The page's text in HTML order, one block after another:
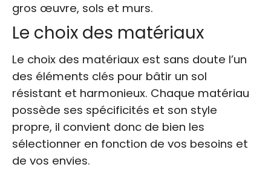
gros œuvre, sols et murs.
Le choix des matériaux
Le choix des matériaux est sans doute l’un
des éléments clés pour bâtir un sol
résistant et harmonieux. Chaque matériau
possède ses spécificités et son style
propre, il convient donc de bien les
sélectionner en fonction de vos besoins et
de vos envies.